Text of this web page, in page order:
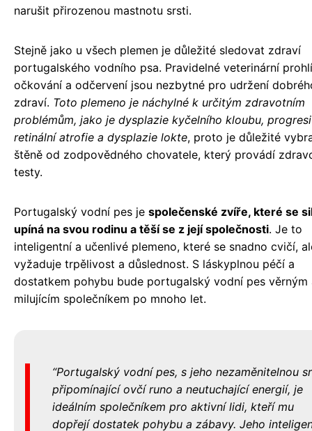
narušit přirozenou mastnotu srsti.
Stejně jako u všech plemen je důležité sledovat zdraví
portugalského vodního psa. Pravidelné veterinární
očkování a odčervení jsou nezbytné pro udržení
zdraví. Toto plemeno je náchylné k určitým zdravotním
problémům, jako je dysplazie kyčelního kloubu,
retinální atrofie a dysplazie lokte, proto je důležité
štěně od zodpovědného chovatele, který provádí
testy.
Portugalský vodní pes je společenské zvíře, které se
upíná na svou rodinu a těší se z její společnosti. Je to
inteligentní a učenlivé plemeno, které se snadno cvičí,
vyžaduje trpělivost a důslednost. S láskyplnou péčí a
dostatkem pohybu bude portugalský vodní pes věrným
milujícím společníkem po mnoho let.
Portugalský vodní pes, s jeho nezaměnitelnou
připomínající ovčí runo a neutuchající energií, je
ideálním společníkem pro aktivní lidi, kteří mu
dopřejí dostatek pohybu a zábavy. Jeho